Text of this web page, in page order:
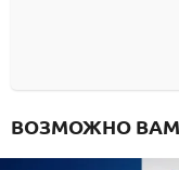
ВОЗМОЖНО